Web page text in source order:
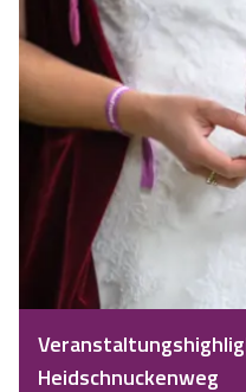
Heidschnuckenweg